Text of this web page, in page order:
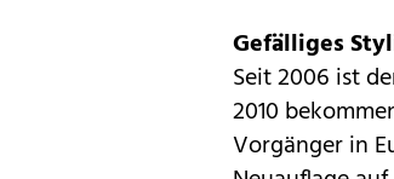
Gefälliges
Seit 2006 ist
2010
Vorgänger in